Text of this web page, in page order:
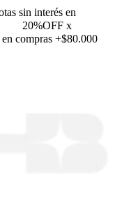
sin interés en
20%OFF x
compras +$80.000